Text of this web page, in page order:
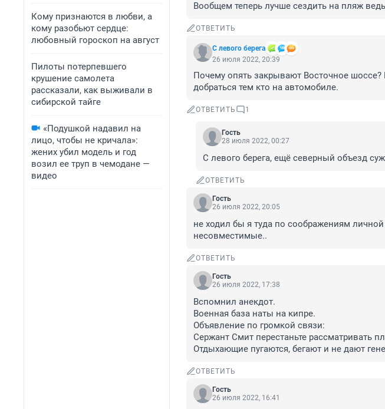
Кому признаются в любви, а
кому разобьют сердце:
любовный гороскоп на август
Пилоты потерпевшего
крушение самолета
рассказали, как выживали в
сибирской тайге
«Подушкой надавил на
лицо, чтобы не кричала»:
жених убил модель и год
возил ее труп в чемодане —
видео
Вообщем теперь лучше сездить на пляж
ОТВЕТИТЬ
С левого берега
26 июля 2022, 20:39
Почему опять закрывают Восточное
добраться тем кто на автомобиле.
ОТВЕТИТЬ 1
Гость
28 июля 2022, 00:27
С левого берега, ещё северный объезд
ОТВЕТИТЬ
Гость
26 июля 2022, 20:05
не ходил бы я туда по соображениям
несовместимые..
ОТВЕТИТЬ
Гость
26 июля 2022, 17:38
Вспомнил анекдот.
Военная база наты на кипре.
Объявление по громкой связи:
Сержант Смит перестаньте рассматривать
Отдыхающие пугаются, бегают и не дают
ОТВЕТИТЬ
Гость
26 июля 2022, 16:41